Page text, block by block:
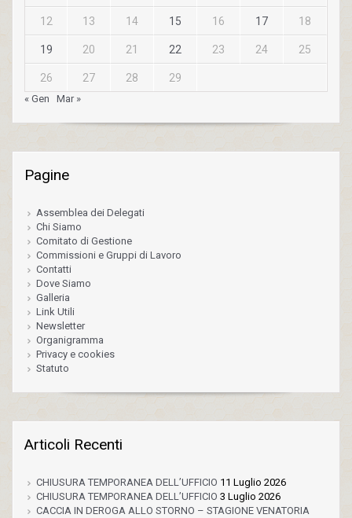
12 13 14 15 16 17 18
19 20 21 22 23 24 25
26 27 28 29
« Gen Mar »
Pagine
Assemblea dei Delegati
Chi Siamo
Comitato di Gestione
Commissioni e Gruppi di Lavoro
Contatti
Dove Siamo
Galleria
Link Utili
Newsletter
Organigramma
Privacy e cookies
Statuto
Articoli Recenti
CHIUSURA TEMPORANEA DELL’UFFICIO 11 Luglio 2026
CHIUSURA TEMPORANEA DELL’UFFICIO 3 Luglio 2026
CACCIA IN DEROGA ALLO STORNO – STAGIONE VENATORIA